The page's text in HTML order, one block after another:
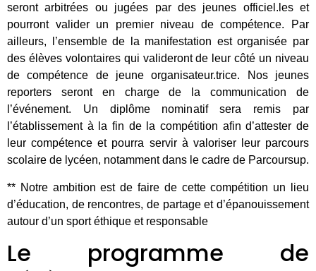
seront arbitrées ou jugées par des jeunes officiel.les et
pourront valider un premier niveau de compétence. Par
ailleurs, l’ensemble de la manifestation est organisée par
des élèves volontaires qui valideront de leur côté un niveau
de compétence de jeune organisateur.trice. Nos jeunes
reporters seront en charge de la communication de
l’événement. Un diplôme nominatif sera remis par
l’établissement à la fin de la compétition afin d’attester de
leur compétence et pourra servir à valoriser leur parcours
scolaire de lycéen, notamment dans le cadre de Parcoursup.
** Notre ambition est de faire de cette compétition un lieu
d’éducation, de rencontres, de partage et d’épanouissement
autour d’un sport éthique et responsable
Le programme de